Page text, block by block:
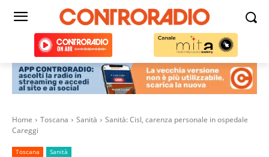
Home Toscana Sanità
Sanità: Cisl, carenza personale in ospedale
Careggi
Toscana Sanità